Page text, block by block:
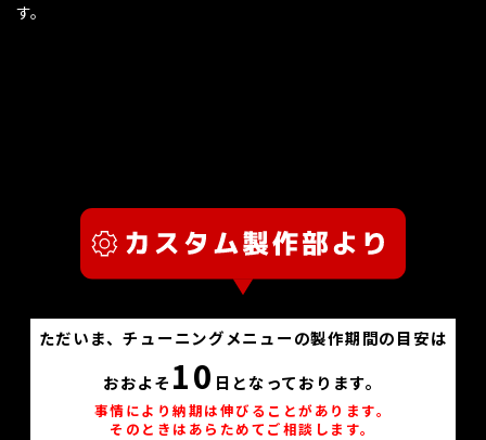
す。
ただいま、チューニングメニューの製作期間の目安は
おおよそ 10 日となっております。
事情により納期は伸びることがあります。
そのときはあらためてご相談します。